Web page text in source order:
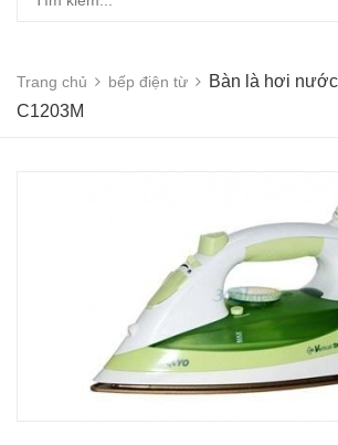
Trang chủ bếp điện từ
Bàn là hơi
C1203M